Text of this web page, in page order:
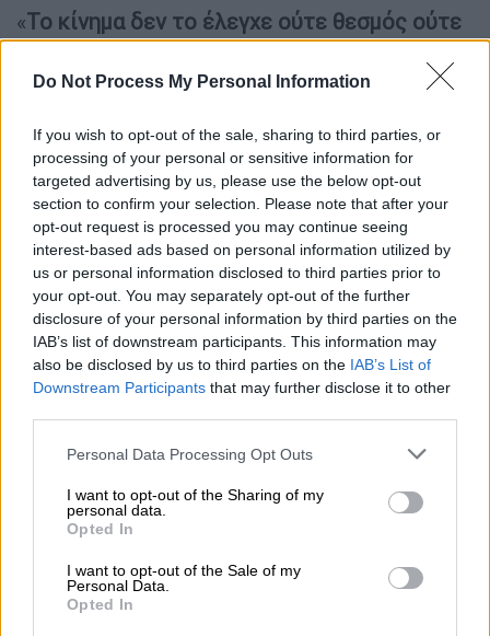
Do Not Process My Personal Information
If you wish to opt-out of the sale, sharing to third parties, or
processing of your personal or sensitive information for
targeted advertising by us, please use the below opt-out
section to confirm your selection. Please note that after your
opt-out request is processed you may continue seeing
interest-based ads based on personal information utilized by
us or personal information disclosed to third parties prior to
your opt-out. You may separately opt-out of the further
disclosure of your personal information by third parties on the
IAB’s list of downstream participants. This information may
also be disclosed by us to third parties on the IAB’s List of
Downstream Participants that may further disclose it to other
Please note that this website/app uses one or more Google
not limited to your visit or usage behaviour. You may click to
grant or deny consent to Google and its third-party tags to
use your data for below specified purposes in below Google
consent section.
Personal Data Processing Opt Outs
I want to opt-out of the Sharing of my
personal data.
Opted In
I want to opt-out of the Sale of my
Personal Data.
Opted In
«Το κίνημα δεν το έλεγχε ούτε θεσμός ούτε
κόμμα. Ήταν μια ανοιχτή εξέγερση», λέει στο
ABC News. «Θέλουμε θεσμούς χωρίς
σταθερότητα».
Λίγες ώρες μετά την πτώση της κυβέρνησης,
μόνο ο στρατός είχε μείνει όρθιος.
Στρατιώτες κατέβηκαν στους δρόμους,
επέβαλαν απαγόρευση κυκλοφορίας και το
ίδιο βράδυάνοιξαν διάλογο με τους ηγέτες
της νεολαίας.
Στα Discord servers η συζήτηση φούντωσε:
ποιος θα μπορούσε να σταθεί ως
μεταβατικός ηγέτης;
Το όνομα που ξεχώρισε ήταν της πρώην
προέδρου του Αρείου Πάγου,Σουσίλα Κάρκι
Ήταν η πρώτη γυναίκα ανώτατη δικαστικός
μάχεςκατά της διαφθοράς μέσα από τις
αποφάσεις της.